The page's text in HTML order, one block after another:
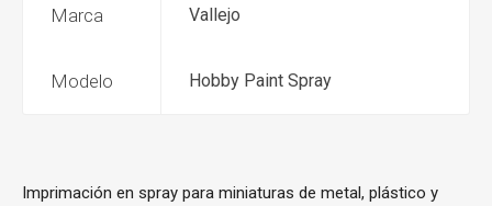
Marca Vallejo
Modelo Hobby Paint Spray
Imprimación en spray para miniaturas de metal, plástico y